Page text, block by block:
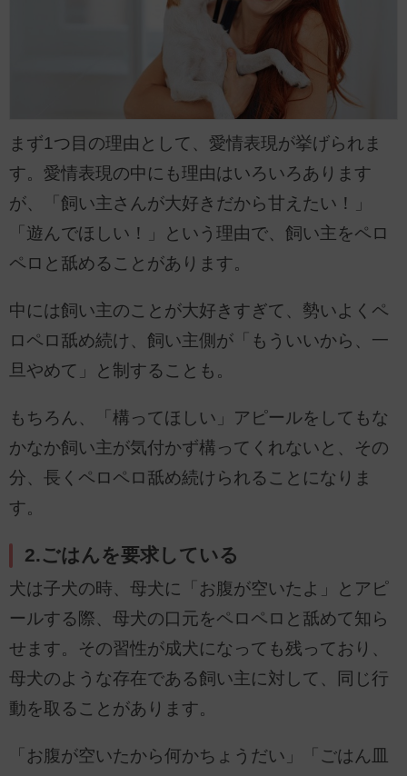
まず1つ目の理由として、愛情表現が挙げられま
す。愛情表現の中にも理由はいろいろあります
が、「飼い主さんが大好きだから甘えたい！」
「遊んでほしい！」という理由で、飼い主をペロ
ペロと舐めることがあります。
中には飼い主のことが大好きすぎて、勢いよくペ
ロペロ舐め続け、飼い主側が「もういいから、一
旦やめて」と制することも。
もちろん、「構ってほしい」アピールをしてもな
かなか飼い主が気付かず構ってくれないと、その
分、長くペロペロ舐め続けられることになりま
す。
2.ごはんを要求している
犬は子犬の時、母犬に「お腹が空いたよ」とアピ
ールする際、母犬の口元をペロペロと舐めて知ら
せます。その習性が成犬になっても残っており、
母犬のような存在である飼い主に対して、同じ行
動を取ることがあります。
「お腹が空いたから何かちょうだい」「ごはん皿